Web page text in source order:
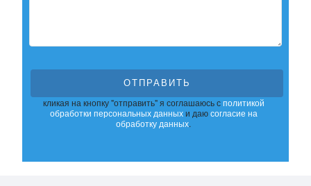
ОТПРАВИТЬ
кликая на кнопку "отправить" я соглашаюсь сполитикой
обработки персональных данныхи даюсогласие на
обработку данных.